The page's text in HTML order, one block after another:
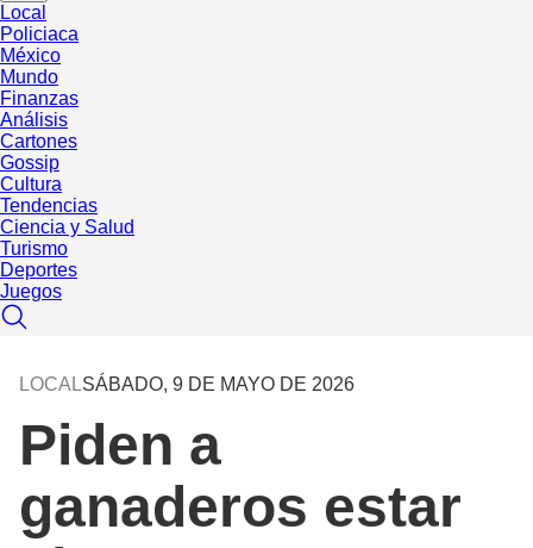
Local
Policiaca
México
Mundo
Finanzas
Análisis
Cartones
Gossip
Cultura
Tendencias
Ciencia y Salud
Turismo
Deportes
Juegos
LOCALSÁBADO, 9 DE MAYO DE 2026
Piden a
ganaderos estar